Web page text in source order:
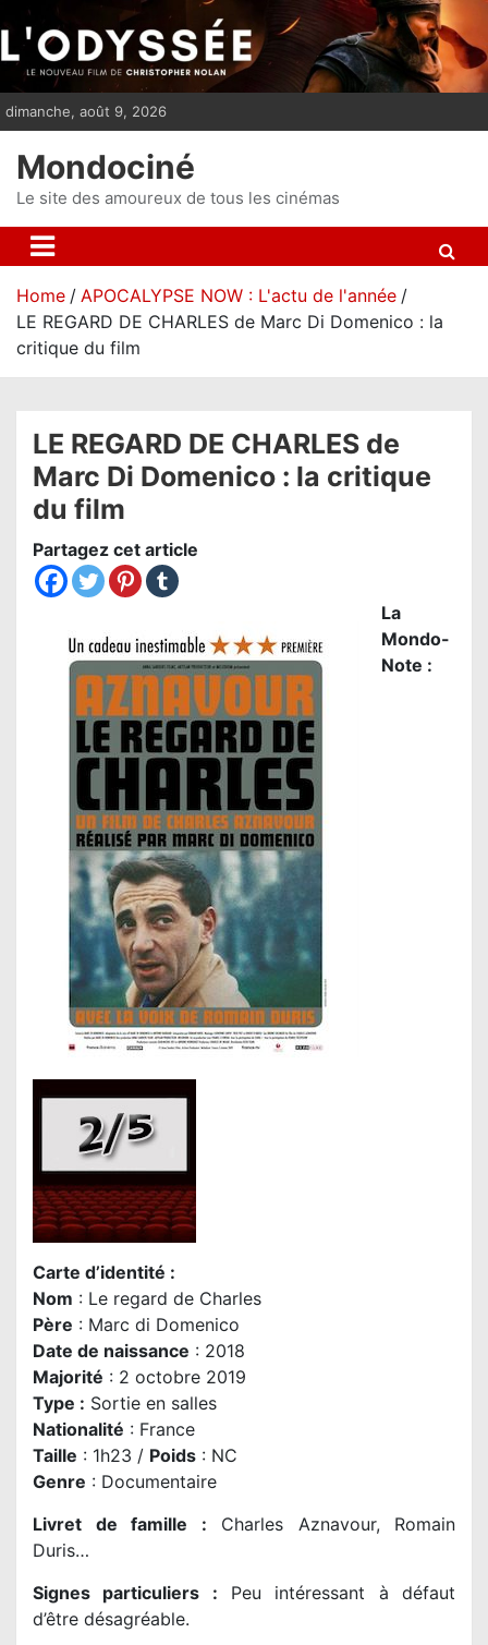
i
p
t
n
dimanche, août 9, 2026
Mondociné
Le site des amoureux de tous les cinémas
Home
APOCALYPSE NOW : L'actu de l'année
LE REGARD DE CHARLES de Marc Di Domenico : la
critique du film
LE REGARD DE CHARLES de
Marc Di Domenico : la critique
du film
Partagez cet article
La
Mondo-
Note :
Carte d’identité :
Nom : Le regard de Charles
Père : Marc di Domenico
Date de naissance : 2018
Majorité : 2 octobre 2019
Type : Sortie en salles
Nationalité : France
Taille : 1h23 / Poids : NC
Genre : Documentaire
Livret de famille : Charles Aznavour, Romain
Duris…
Signes particuliers : Peu intéressant à défaut
d’être désagréable.